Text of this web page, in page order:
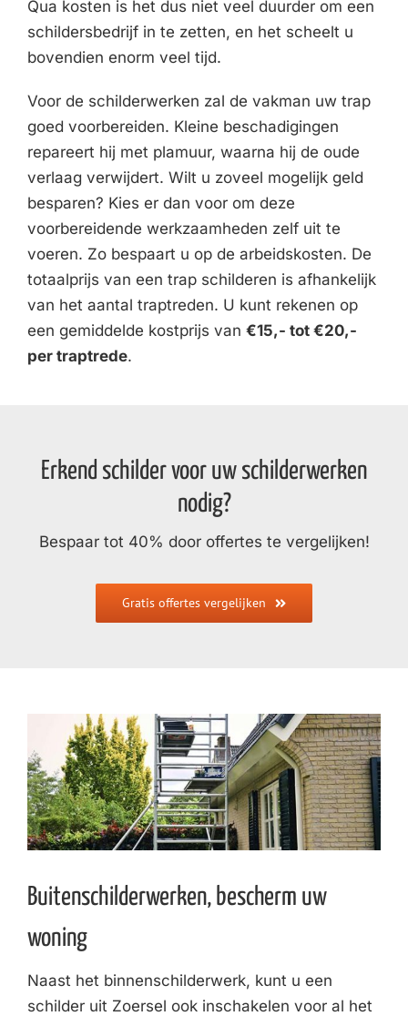
Qua kosten is het dus niet veel duurder om een
schildersbedrijf in te zetten, en het scheelt u
bovendien enorm veel tijd.
Voor de schilderwerken zal de vakman uw trap
goed voorbereiden. Kleine beschadigingen
repareert hij met plamuur, waarna hij de oude
verlaag verwijdert. Wilt u zoveel mogelijk geld
besparen? Kies er dan voor om deze
voorbereidende werkzaamheden zelf uit te
voeren. Zo bespaart u op de arbeidskosten. De
totaalprijs van een trap schilderen is afhankelijk
van het aantal traptreden. U kunt rekenen op
een gemiddelde kostprijs van €15,- tot €20,-
per traptrede.
Erkend schilder voor uw schilderwerken
nodig?
Bespaar tot 40% door offertes te vergelijken!
Gratis offertes vergelijken
Buitenschilderwerken, bescherm uw
woning
Naast het binnenschilderwerk, kunt u een
schilder uit Zoersel ook inschakelen voor al het